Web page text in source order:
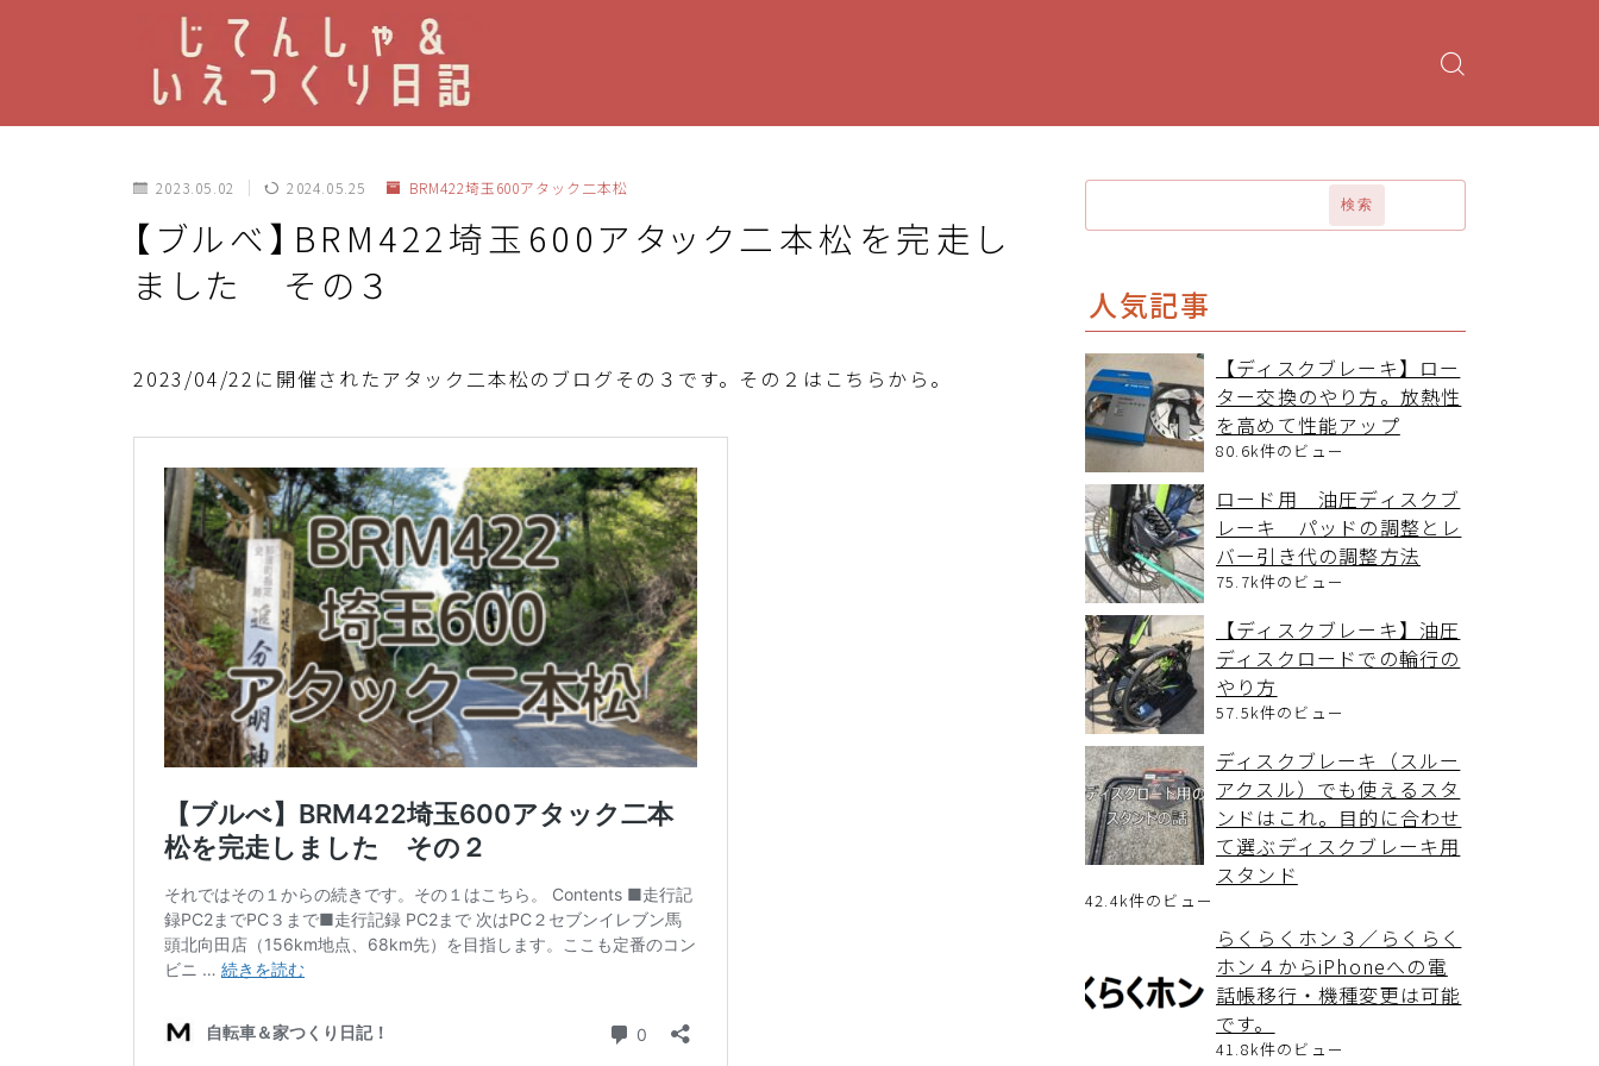
2023.05.02 2024.05.25 BRM422埼玉600アタック二本松
【ブルべ】BRM422埼玉600アタック二本松を完走し
ました その３
2023/04/22に開催されたアタック二本松のブログその３です。その２はこちらから。
検索
人気記事
【ディスクブレーキ】ロー
ター交換のやり方。放熱性
を高めて性能アップ
80.6k件のビュー
ロード用 油圧ディスクブ
レーキ パッドの調整とレ
バー引き代の調整方法
75.7k件のビュー
【ディスクブレーキ】油圧
ディスクロードでの輪行の
やり方
57.5k件のビュー
ディスクブレーキ（スルー
アクスル）でも使えるスタ
ンドはこれ。目的に合わせ
て選ぶディスクブレーキ用
スタンド
42.4k件のビュー
らくらくホン３／らくらく
ホン４からiPhoneへの電
話帳移行・機種変更は可能
です。
41.8k件のビュー